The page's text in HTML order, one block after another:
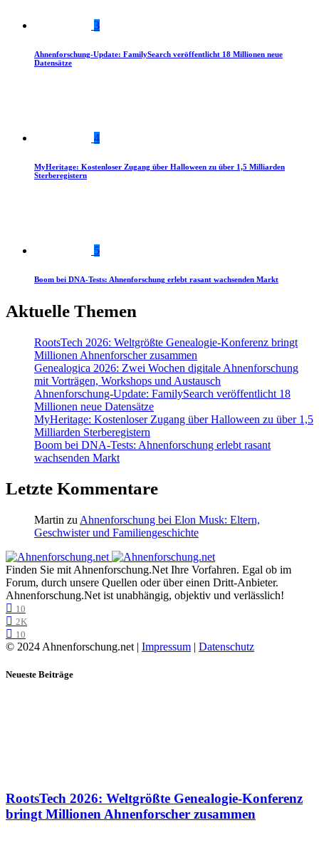
3
Ahnenforschung-Update: FamilySearch veröffentlicht 18 Millionen neue
Datensätze
4
MyHeritage: Kostenloser Zugang über Halloween zu über 1,5 Milliarden
Sterberegistern
5
Boom bei DNA-Tests: Ahnenforschung erlebt rasant wachsenden Markt
Aktuelle Themen
RootsTech 2026: Weltgrößte Genealogie-Konferenz bringt
Millionen Ahnenforscher zusammen
Genealogica 2026: Zwei Wochen digitale Ahnenforschung
mit Vorträgen, Workshops und Austausch
Ahnenforschung-Update: FamilySearch veröffentlicht 18
Millionen neue Datensätze
MyHeritage: Kostenloser Zugang über Halloween zu über 1,5
Milliarden Sterberegistern
Boom bei DNA-Tests: Ahnenforschung erlebt rasant
wachsenden Markt
Letzte Kommentare
Martin zu Ahnenforschung bei Elon Musk: Eltern,
Geschwister und Familiengeschichte
Finden Sie mit Ahnenforschung.Net Ihre Vorfahren. Egal ob im
Forum, durch unsere Quellen oder über einen Dritt-Anbieter.
Ahnenforschung.Net ist unabhängig, objektiv und verlässlich!
10
2K
10
© 2024 Ahnenforschung.net | Impressum | Datenschutz
Neueste Beiträge
RootsTech 2026: Weltgrößte Genealogie-Konferenz
bringt Millionen Ahnenforscher zusammen